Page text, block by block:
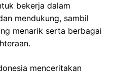
bekerja dalam
mendukung, sambil
menarik serta berbagai
menceritakan